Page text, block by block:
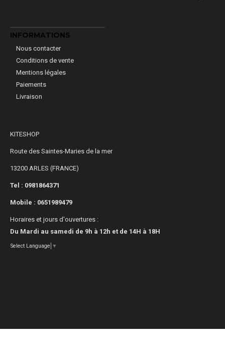
INFORMATIONS
Nous contacter
Conditions de vente
Mentions légales
Paiements
Livraison
KITESHOP
Route des Saintes-Maries de la mer
13200 ARLES (FRANCE)
Tel : 0981864371
Mobile : 0651989479
Horaires et jours d'ouvertures :
Du Mardi au samedi de 9h à 12h et de 14H à 18H
Select Language ▼